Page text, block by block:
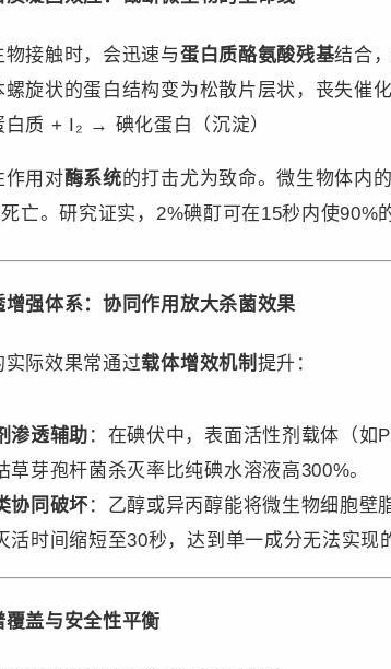
物接触时，会迅速与​蛋白质酪氨酸残基​结合
螺旋状的蛋白结构变为松散片层状，丧失催
白质 + I₂ → 碘化蛋白（沉淀）
作用对​酶系统​的打击尤为致命。微生物体内
死亡。研究证实，2%碘酊可在15秒内使
增强体系：协同作用放大杀菌效果
实际效果常通过​载体增效机制​ 提升：
渗透辅助​ ：在碘伏中，表面活性剂载体（如
草芽孢杆菌杀灭率比纯碘水溶液高300%。
协同破坏​ ：乙醇或异丙醇能将微生物细胞壁
活时间缩短至30秒，达到单一成分无法实现
覆盖与安全性平衡